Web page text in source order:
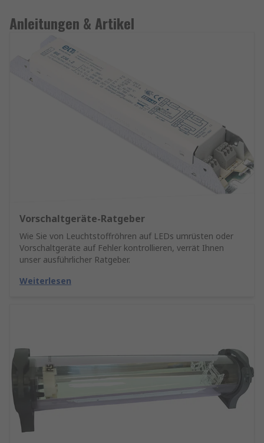
Anleitungen & Artikel
Vorschaltgeräte-Ratgeber
Wie Sie von Leuchtstoffröhren auf LEDs umrüsten oder
Vorschaltgeräte auf Fehler kontrollieren, verrät Ihnen
unser ausführlicher Ratgeber.
Weiterlesen